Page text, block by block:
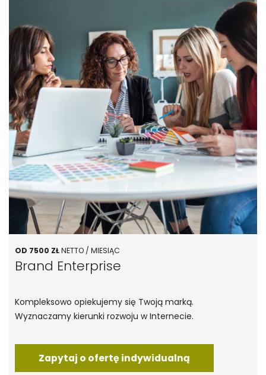
OD 7500 ZŁNETTO / MIESIĄC
Brand Enterprise
Kompleksowo opiekujemy się Twoją marką.
Wyznaczamy kierunki rozwoju w Internecie.
Zapytaj o ofertę indywidualną